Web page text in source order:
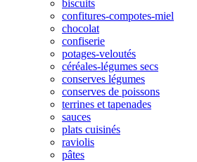
biscuits
confitures-compotes-miel
chocolat
confiserie
potages-veloutés
céréales-légumes secs
conserves légumes
conserves de poissons
terrines et tapenades
sauces
plats cuisinés
raviolis
pâtes